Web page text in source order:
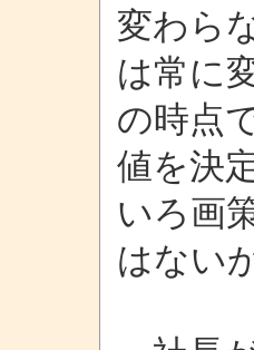
変わら
は常に
の時点
値を決
いろ画
はない